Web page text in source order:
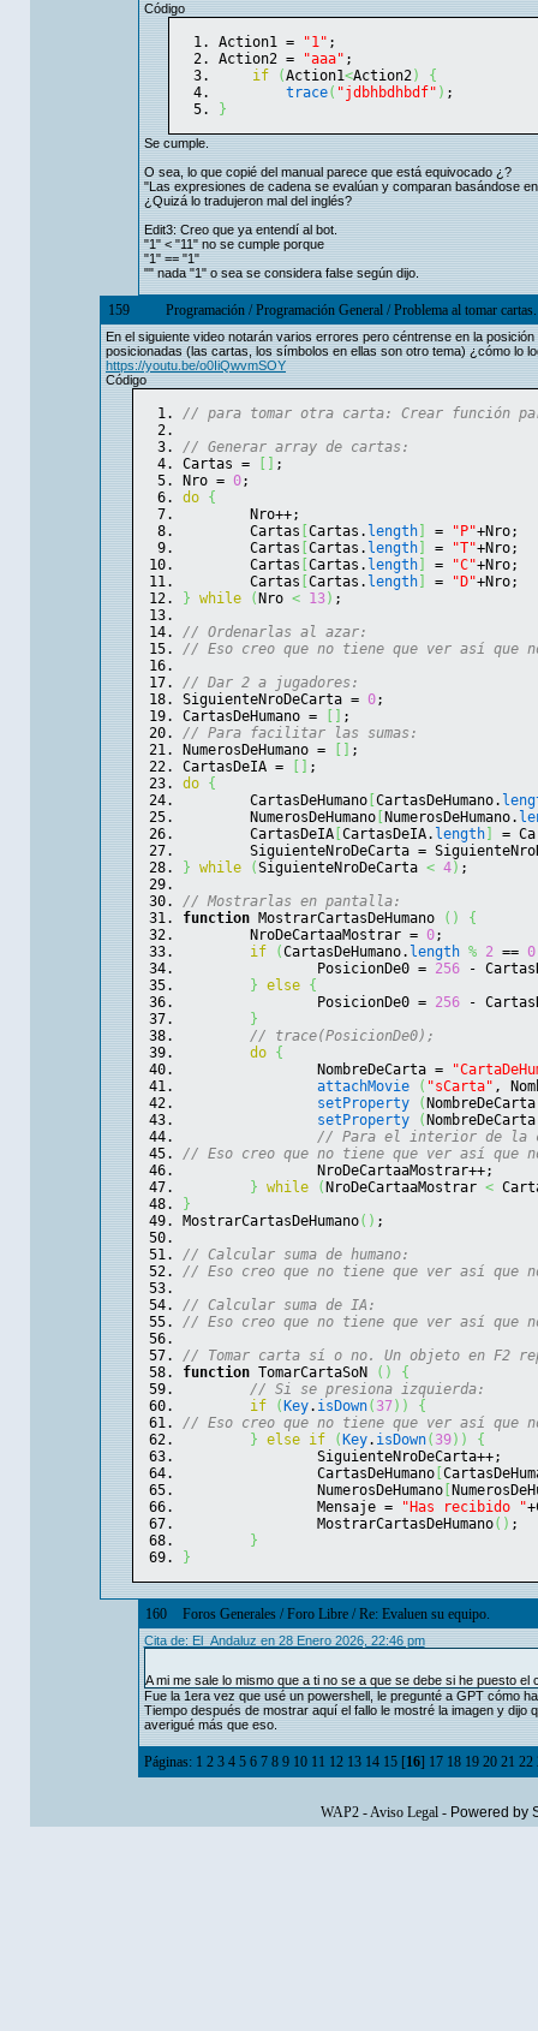
Código
Action1 = "1" ;
Action2 =
"aaa" ;
if
(Action1<Action2)
{
trace( "jdbhbdhbdf" ) ;
}
Se cumple.
O sea, lo que copié del manual parece que está equivocado ¿?
"Las expresiones de cadena se evalúan y comparan basándose
¿Quizá lo tradujeron mal del inglés?
Edit3: Creo que ya entendí al bot.
"1" < "11" no se cumple porque
"1" == "1"
"" nada "1" o sea se considera false según dijo.
159 Programación /Programación General /Problema al tomar cartas.
En el siguiente video notarán varios errores pero céntrense en la
posicionadas (las cartas, los símbolos en ellas son otro tema) ¿cómo lo
https://youtu.be/o0IiQwvmSOY
Código
// para tomar otra carta: Crear función
// Generar array de cartas:
Cartas =
;
Nro = 0;
do {
	Nro++;
	Cartas
[Cartas. length = "P"+Nro;
	Cartas
[Cartas. length = "T"+Nro;
	Cartas
[Cartas. length = "C"+Nro;
	Cartas
[Cartas. length = "D"+Nro;
} while ( Nro < 13) ;
// Ordenarlas al azar:
// Eso creo que no tiene que ver así que
// Dar 2 a jugadores:
SiguienteNroDeCarta = 0;
CartasDeHumano =
;
// Para facilitar las sumas:
NumerosDeHumano =
;
CartasDeIA =
;
do {
	CartasDeHumano
[CartasDeHumano.
	NumerosDeHumano
NumerosDeHumano.
	CartasDeIA
[CartasDeIA. length
=
SiguienteNroDeCarta =
} while (SiguienteNroDeCarta < 4) ;
// Mostrarlas en pantalla:
function MostrarCartasDeHumano ( )
{
	NroDeCartaaMostrar =
0;
if
(CartasDeHumano. length % 2 == 0
		PosicionDe0 =
256 -
} else {
		PosicionDe0 =
256 -
}
// trace(PosicionDe0);
do {
		NombreDeCarta =
attachMovie
( "sCarta" ,
setProperty
(
setProperty
(
// Para el interior de la
// Eso creo que no tiene que ver así que
		NroDeCartaaMostrar++;
} while ( NroDeCartaaMostrar <
}
MostrarCartasDeHumano( ) ;
// Calcular suma de humano:
// Eso creo que no tiene que ver así que
// Calcular suma de IA:
// Eso creo que no tiene que ver así que
// Tomar carta sí o no. Un objeto en F2
function TomarCartaSoN ( )
{
// Si se presiona izquierda:
if
( Key. isDown(37) )
{
// Eso creo que no tiene que ver así que
} else if ( Key. isDown(39) )
{
		SiguienteNroDeCarta++;
		CartasDeHumano
[
		NumerosDeHumano
		Mensaje =
"Has recibido "
		MostrarCartasDeHumano
( ) ;
}
}
160 Foros Generales/Foro Libre/Re: Evaluen su equipo.
Cita de: El_Andaluz en 28 Enero 2026, 22:46 pm
A mi me sale lo mismo que a ti no se a que se debe si he puesto
Fue la 1era vez que usé un powershell, le pregunté a GPT cómo
Tiempo después de mostrar aquí el fallo le mostré la imagen y dijo
averigué más que eso.
Páginas: 1 2 3 4 5 6 7 8 9 10 11 12 13 14 15[16] 17 18 19 20 21 22
WAP2-Aviso Legal- Powered by